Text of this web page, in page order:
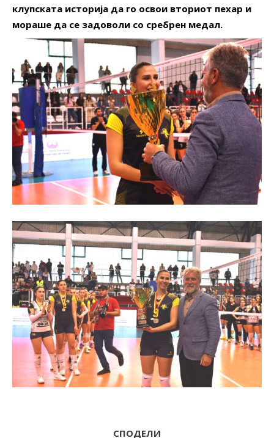
клупската историја да го освои вториот пехар и
мораше да се задоволи со сребрен медал.
СПОДЕЛИ